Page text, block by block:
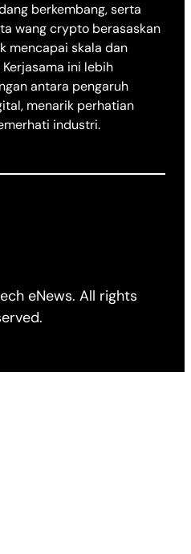
berkembang, serta
wang crypto berasaskan
mencapai skala dan
ini lebih
antara pengaruh
menarik perhatian
industri.
eNews. All rights